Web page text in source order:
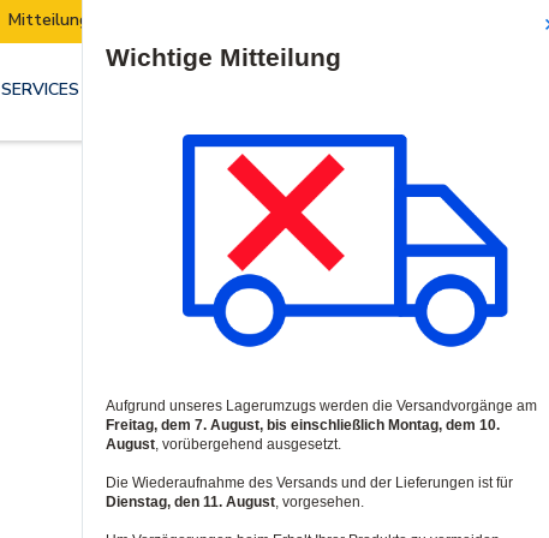
Mitteilung | Unser Lager zieht um: Security
SERVICES & LÖSUNGEN